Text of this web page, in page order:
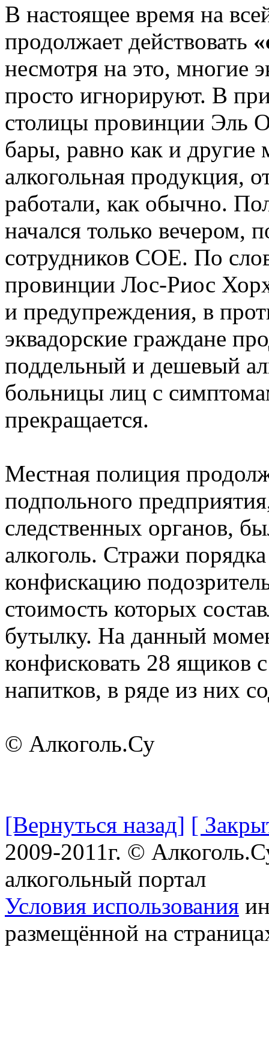
В настоящее время на
продолжает действовать
несмотря на это, многие
просто игнорируют. В
столицы провинции Эль
бары, равно как и другие
алкогольная продукция,
работали, как обычно.
начался только вечером,
сотрудников COE. По
провинции Лос-Риос
и предупреждения, в
эквадорские граждане
поддельный и дешевый
больницы лиц с
прекращается.
Местная полиция
подпольного
следственных органов,
алкоголь. Стражи
конфискацию
стоимость которых
бутылку. На данный
конфисковать 28 ящиков
напитков, в ряде из них
© Алкоголь.Су
[Вернуться назад] [
2009-2011г. ©
алкогольный портал
Условия использования
размещённой на